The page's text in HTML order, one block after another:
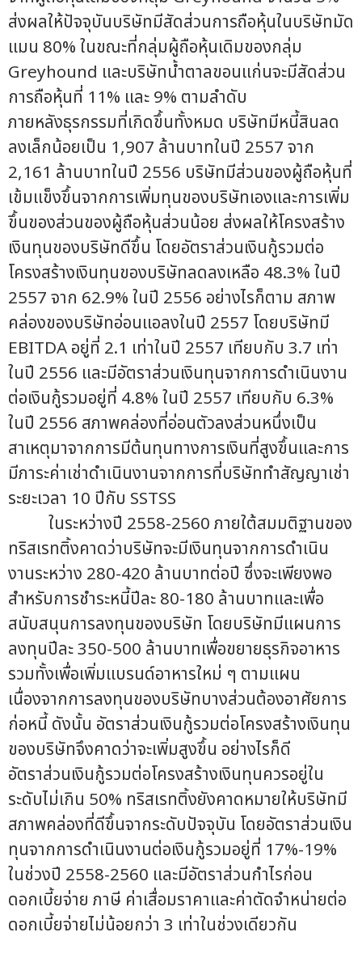
ส่งผลให้ปัจจุบันบริษัทมีสัดส่วนการถือหุ้นในบริษัทมัด
แมน 80% ในขณะที่กลุ่มผู้ถือหุ้นเดิมของกลุ่ม
Greyhound และบริษัทน้ำตาลขอนแก่นจะมีสัดส่วน
การถือหุ้นที่ 11% และ 9% ตามลำดับ
ภายหลังธุรกรรมที่เกิดขึ้นทั้งหมด บริษัทมีหนี้สินลด
ลงเล็กน้อยเป็น 1,907 ล้านบาทในปี 2557 จาก
2,161 ล้านบาทในปี 2556 บริษัทมีส่วนของผู้ถือหุ้นที่
เข้มแข็งขึ้นจากการเพิ่มทุนของบริษัทเองและการเพิ่ม
ขึ้นของส่วนของผู้ถือหุ้นส่วนน้อย ส่งผลให้โครงสร้าง
เงินทุนของบริษัทดีขึ้น โดยอัตราส่วนเงินกู้รวมต่อ
โครงสร้างเงินทุนของบริษัทลดลงเหลือ 48.3% ในปี
2557 จาก 62.9% ในปี 2556 อย่างไรก็ตาม สภาพ
คล่องของบริษัทอ่อนแอลงในปี 2557 โดยบริษัทมี
EBITDA อยู่ที่ 2.1 เท่าในปี 2557 เทียบกับ 3.7 เท่า
ในปี 2556 และมีอัตราส่วนเงินทุนจากการดำเนินงาน
ต่อเงินกู้รวมอยู่ที่ 4.8% ในปี 2557 เทียบกับ 6.3%
ในปี 2556 สภาพคล่องที่อ่อนตัวลงส่วนหนึ่งเป็น
สาเหตุมาจากการมีต้นทุนทางการเงินที่สูงขึ้นและการ
มีภาระค่าเช่าดำเนินงานจากการที่บริษัททำสัญญาเช่า
ระยะเวลา 10 ปีกับ SSTSS
ในระหว่างปี 2558-2560 ภายใต้สมมติฐานของ
ทริสเรทติ้งคาดว่าบริษัทจะมีเงินทุนจากการดำเนิน
งานระหว่าง 280-420 ล้านบาทต่อปี ซึ่งจะเพียงพอ
สำหรับการชำระหนี้ปีละ 80-180 ล้านบาทและเพื่อ
สนับสนุนการลงทุนของบริษัท โดยบริษัทมีแผนการ
ลงทุนปีละ 350-500 ล้านบาทเพื่อขยายธุรกิจอาหาร
รวมทั้งเพื่อเพิ่มแบรนด์อาหารใหม่ ๆ ตามแผน
เนื่องจากการลงทุนของบริษัทบางส่วนต้องอาศัยการ
ก่อหนี้ ดังนั้น อัตราส่วนเงินกู้รวมต่อโครงสร้างเงินทุน
ของบริษัทจึงคาดว่าจะเพิ่มสูงขึ้น อย่างไรก็ดี
อัตราส่วนเงินกู้รวมต่อโครงสร้างเงินทุนควรอยู่ใน
ระดับไม่เกิน 50% ทริสเรทติ้งยังคาดหมายให้บริษัทมี
สภาพคล่องที่ดีขึ้นจากระดับปัจจุบัน โดยอัตราส่วนเงิน
ทุนจากการดำเนินงานต่อเงินกู้รวมอยู่ที่ 17%-19%
ในช่วงปี 2558-2560 และมีอัตราส่วนกำไรก่อน
ดอกเบี้ยจ่าย ภาษี ค่าเสื่อมราคาและค่าตัดจำหน่ายต่อ
ดอกเบี้ยจ่ายไม่น้อยกว่า 3 เท่าในช่วงเดียวกัน